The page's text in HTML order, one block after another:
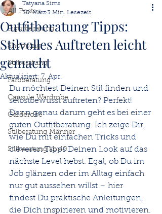
All Posts
Figurberatung
Shopping
Stilberatung
Farbberatung
Capsule Wardrobe
Garderobe
Stilberatung Männer
Stilberatung ab 40
Outfitberatung Tipps:
Stilvolles Auftreten leicht
gemacht
Tatyana Sims
30. März3 Min. Lesezeit
Aktualisiert:7. Apr.
Du möchtest Deinen Stil finden und
selbstbewusst auftreten? Perfekt!
Denn genau darum geht es bei einer
guten Outfitberatung. Ich zeige Dir,
wie Du mit einfachen Tricks und
cleveren Tipps Deinen Look auf das
nächste Level hebst. Egal, ob Du im
Job glänzen oder im Alltag einfach
nur gut aussehen willst – hier
findest Du praktische Anleitungen,
die Dich inspirieren und motivieren.